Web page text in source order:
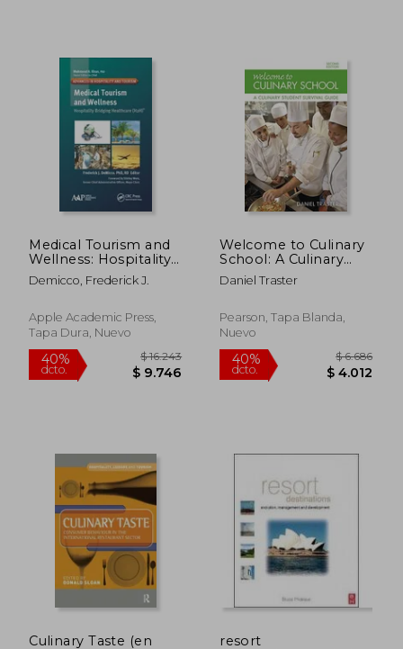
$ 11.717 $
Medical Tourism and
Wellness: Hospitality
Bridging Healthcare
(H2h) (en Inglés)
Demicco, Frederick J.
Apple Academic Press,
Tapa Dura, Nuevo
Welcome to Culinary
School: A Culinary
Student Survival
Guide (2nd Edition)
Daniel Traster
Pearson, Tapa Blanda,
Nuevo
Culinary Taste (en
resort